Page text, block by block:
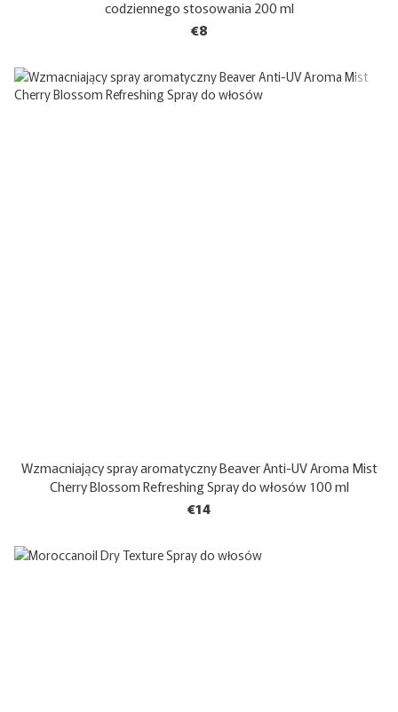
codziennego stosowania 200 ml
€8
Wzmacniający spray aromatyczny Beaver Anti-UV Aroma Mist
Cherry Blossom Refreshing Spray do włosów 100 ml
€14